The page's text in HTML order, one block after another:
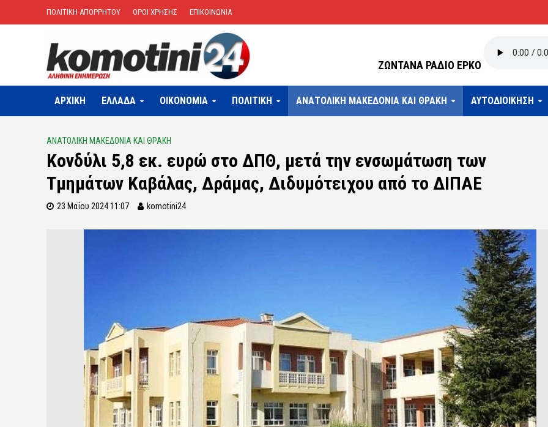
ΠΟΛΙΤΙΚΗ ΑΠΟΡΡΗΤΟΥ ΟΡΟΙ ΧΡΗΣΗΣ ΕΠΙΚΟΙΝΩΝΙΑ
ΖΩΝΤΑΝΑ ΡΑΔΙΟ ΕΡΚΟ
ΑΡΧΙΚΗ ΕΛΛΑΔΑ OIKONOMIA ΠΟΛΙΤΙΚΗ ΑΝΑΤΟΛΙΚΗ ΜΑΚΕΔΟΝΙΑ ΚΑΙ ΘΡΑΚΗ ΑΥΤΟΔΙΟΙΚΗΣΗ
ΑΝΑΤΟΛΙΚΗ ΜΑΚΕΔΟΝΙΑ ΚΑΙ ΘΡΑΚΗ
Κονδύλι 5,8 εκ. ευρώ στο ΔΠΘ, μετά την ενσωμάτωση των
Τμημάτων Καβάλας, Δράμας, Διδυμότειχου από το ΔΙΠΑΕ
23 Μαΐου 2024 11:07 komotini24